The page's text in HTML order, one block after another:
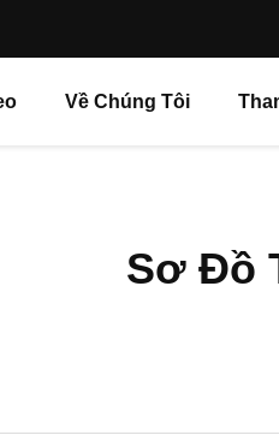
Về Chúng Tôi
Sơ Đồ